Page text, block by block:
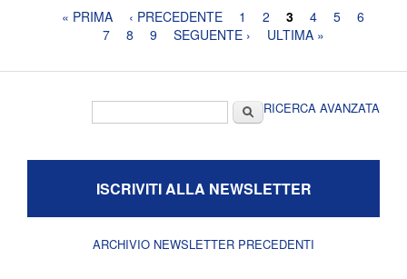
Pagine« PRIMA ‹ PRECEDENTE 1 2 3 4 5
6
7
8 9 SEGUENTE › ULTIMA »
CercaRICERCA AVANZATA
ISCRIVITI ALLA NEWSLETTER
ARCHIVIO NEWSLETTER PRECEDENTI